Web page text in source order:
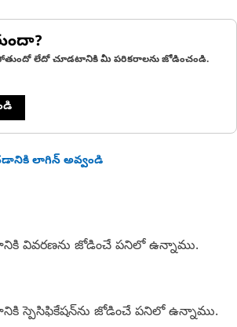
లేదో చూడటానికి మీ పరికరాలను జోడించండి.
లాగిన్ అవ్వండి
వివరణను జోడించే పనిలో ఉన్నాము.
స్పెసిఫికేషన్‌ను జోడించే పనిలో ఉన్నాము.